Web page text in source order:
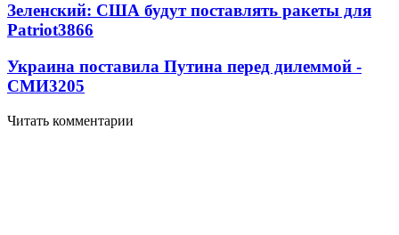
Зеленский: США будут поставлять ракеты для
Patriot3866
Украина поставила Путина перед дилеммой -
СМИ3205
Читать комментарии